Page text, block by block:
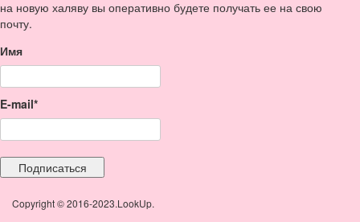
на новую халяву вы оперативно будете получать ее на свою
почту.
Имя
E-mail*
Copyright © 2016-2023.LookUp.